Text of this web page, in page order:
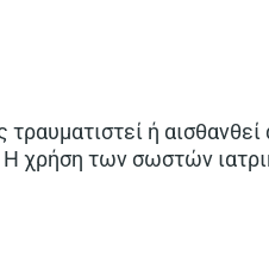
ή αισθανθεί
Η χρήση των σωστών